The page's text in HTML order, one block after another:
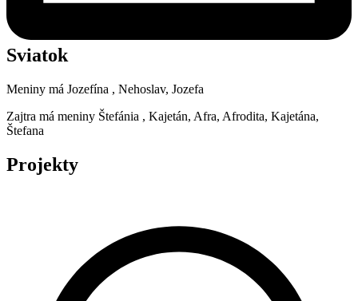
Sviatok
Meniny má Jozefína , Nehoslav, Jozefa
Zajtra má meniny Štefánia , Kajetán, Afra, Afrodita, Kajetána,
Štefana
Projekty